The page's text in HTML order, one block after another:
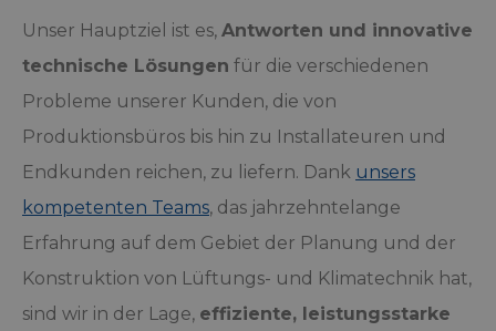
Unser Hauptziel ist es, Antworten und innovative
technische Lösungen für die verschiedenen
Probleme unserer Kunden, die von
Produktionsbüros bis hin zu Installateuren und
Endkunden reichen, zu liefern. Dank unsers
kompetenten Teams, das jahrzehntelange
Erfahrung auf dem Gebiet der Planung und der
Konstruktion von Lüftungs- und Klimatechnik hat,
sind wir in der Lage, effiziente, leistungsstarke